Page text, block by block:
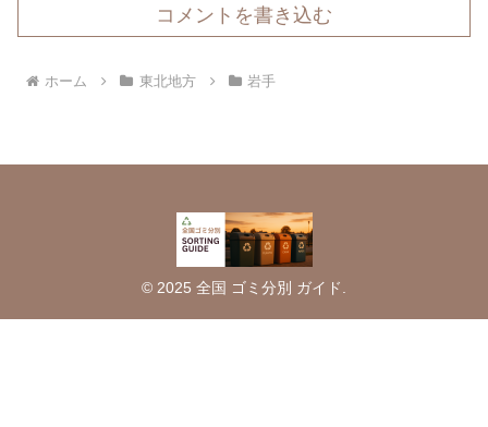
コメントを書き込む
ホーム 東北地方 岩手
© 2025 全国 ゴミ分別 ガイド.